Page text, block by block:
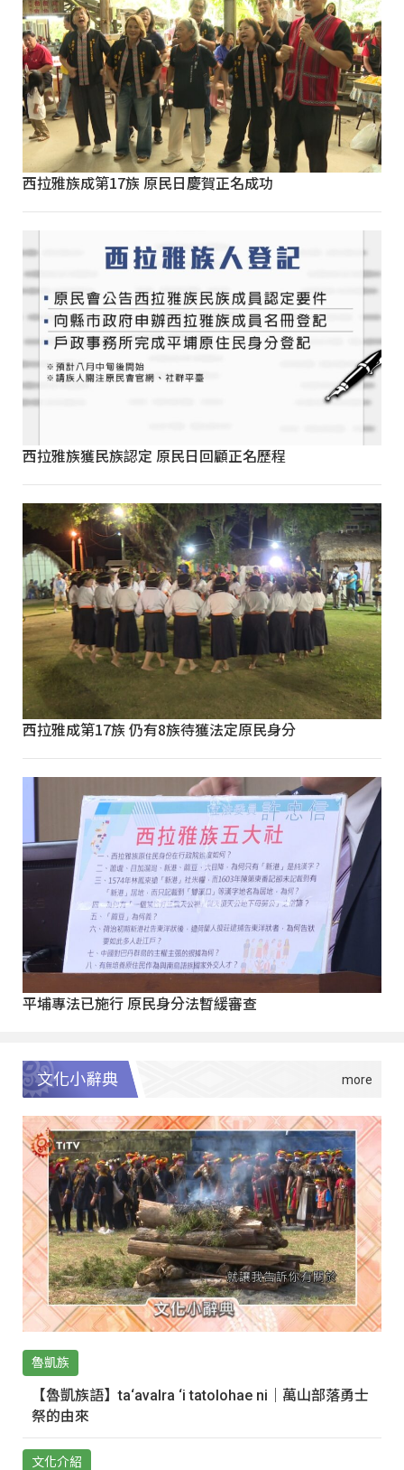
西拉雅族成第17族 原民日慶賀正名成功
西拉雅族獲民族認定 原民日回顧正名歷程
西拉雅成第17族 仍有8族待獲法定原民身分
平埔專法已施行 原民身分法暫緩審查
文化小辭典
魯凱族
【魯凱族語】ta‘avalra ‘i tatolohae ni｜萬山部落勇士
祭的由來
文化介紹